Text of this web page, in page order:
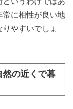
常に相性が良い地
やすいでしょ
然の近くで暮